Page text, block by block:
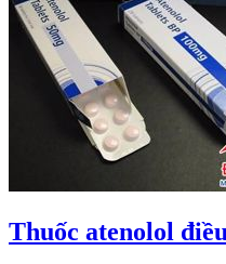
Thuốc atenolol